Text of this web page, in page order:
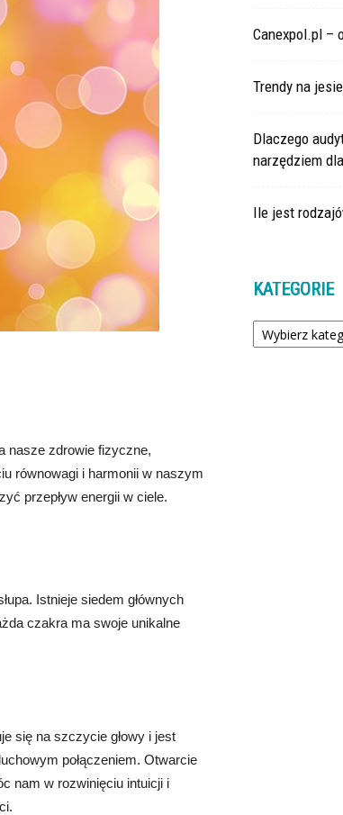
nasze zdrowie fizyczne,
równowagi i harmonii w naszym
przepływ energii w ciele.
Istnieje siedem głównych
czakra ma swoje unikalne
się na szczycie głowy i jest
połączeniem. Otwarcie
nam w rozwinięciu intuicji i
Canexpol.pl –
Trendy na
Dlaczego
narzędziem
Ile jest
KATEGORIE
Kategorie